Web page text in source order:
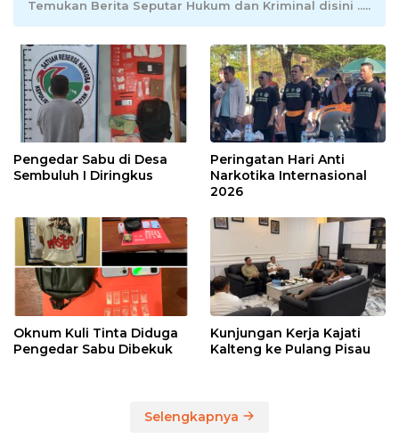
Temukan Berita Seputar Hukum dan Kriminal disini .....
Pengedar Sabu di Desa
Sembuluh I Diringkus
Peringatan Hari Anti
Narkotika Internasional
2026
Oknum Kuli Tinta Diduga
Pengedar Sabu Dibekuk
Kunjungan Kerja Kajati
Kalteng ke Pulang Pisau
Selengkapnya